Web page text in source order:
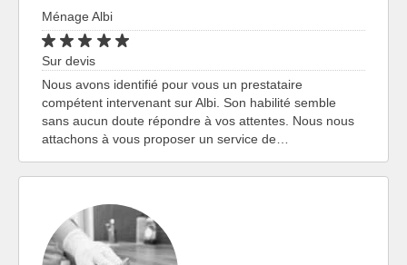
Ménage Albi
Sur devis
Nous avons identifié pour vous un prestataire
compétent intervenant sur Albi. Son habilité semble
sans aucun doute répondre à vos attentes. Nous nous
attachons à vous proposer un service de…